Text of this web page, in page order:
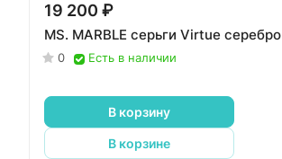
19 200 ₽
MS. MARBLE серьги Virtue серебро
0 Есть в наличии
В корзину
В корзине